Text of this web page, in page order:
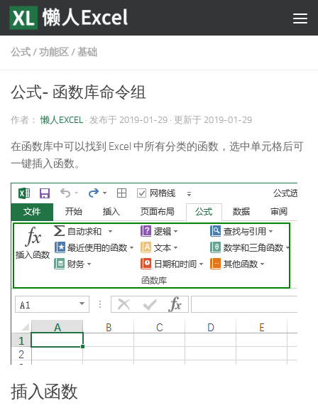
跳至内容
公式/功能区/基础
公式- 函数库命令组
作者： 懒人EXCEL · 发布于 2019-01-29 · 更新于 2019-01-29
在函数库中可以找到 Excel 中所有分类的函数，选中单元格后可
一键插入函数。
插入函数